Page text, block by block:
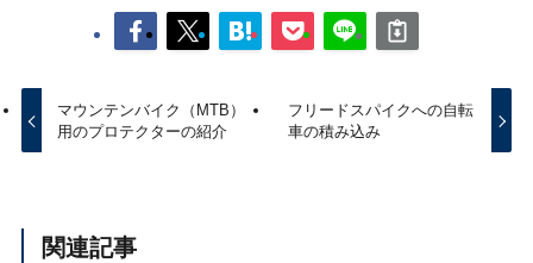
マウンテンバイク（MTB）
用のプロテクターの紹介
フリードスパイクへの自転
車の積み込み
関連記事